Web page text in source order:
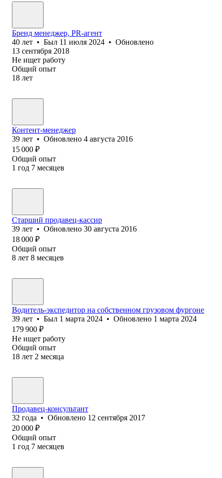
Бренд менеджер, PR-агент
40 лет • Был 11 июля 2024 • Обновлено
13 сентября 2018
Не ищет работу
Общий опыт
18 лет
Контент-менеджер
39 лет • Обновлено 4 августа 2016
15 000 ₽
Общий опыт
1 год 7 месяцев
Старший продавец-кассир
39 лет • Обновлено 30 августа 2016
18 000 ₽
Общий опыт
8 лет 8 месяцев
Водитель-экспедитор на собственном грузовом фургоне
39 лет • Был 1 марта 2024 • Обновлено 1 марта 2024
179 900 ₽
Не ищет работу
Общий опыт
18 лет 2 месяца
Продавец-консультант
32 года • Обновлено 12 сентября 2017
20 000 ₽
Общий опыт
1 год 7 месяцев